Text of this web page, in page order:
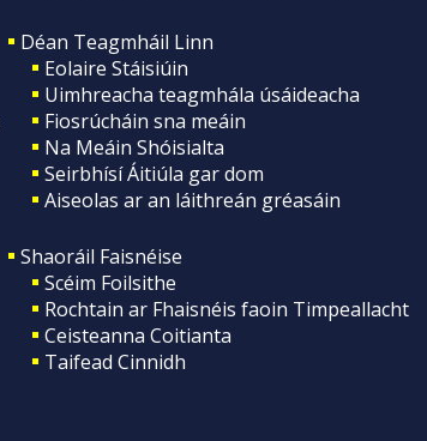
Déan Teagmháil Linn
Eolaire Stáisiúin
Uimhreacha teagmhála úsáideacha
Fiosrúcháin sna meáin
Na Meáin Shóisialta
Seirbhísí Áitiúla gar dom
Aiseolas ar an láithreán gréasáin
Shaoráil Faisnéise
Scéim Foilsithe
Rochtain ar Fhaisnéis faoin Timpeallacht
Ceisteanna Coitianta
Taifead Cinnidh